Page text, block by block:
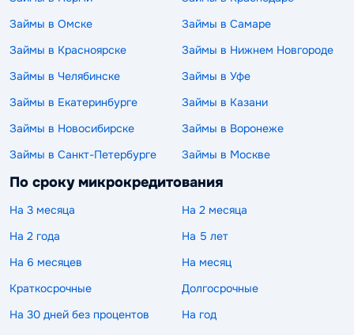
Займы в Омске
Займы в Самаре
Займы в Красноярске
Займы в Нижнем Новгороде
Займы в Челябинске
Займы в Уфе
Займы в Екатеринбурге
Займы в Казани
Займы в Новосибирске
Займы в Воронеже
Займы в Санкт-Петербурге
Займы в Москве
По сроку микрокредитования
На 3 месяца
На 2 месяца
На 2 года
На 5 лет
На 6 месяцев
На месяц
Краткосрочные
Долгосрочные
На 30 дней без процентов
На год